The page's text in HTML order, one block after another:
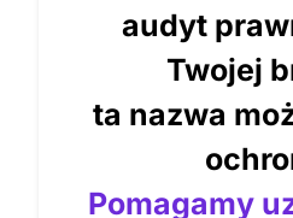
audyt
Twojej
ta nazwa
Pomagamy